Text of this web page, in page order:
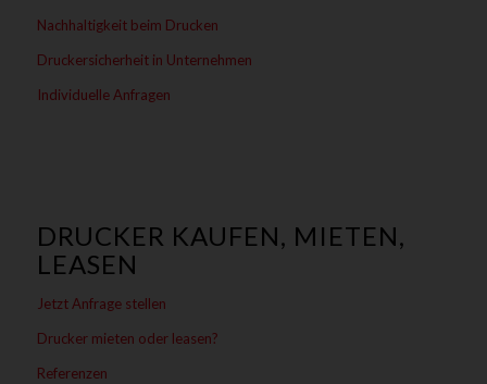
Nachhaltigkeit beim Drucken
Druckersicherheit in Unternehmen
Individuelle Anfragen
DRUCKER KAUFEN, MIETEN,
LEASEN
Jetzt Anfrage stellen
Drucker mieten oder leasen?
Referenzen